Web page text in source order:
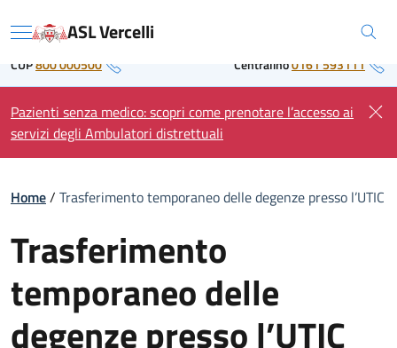
to Regione Piemonte
Menu ASL Vercelli
CUP800 000500 Centralino0161 593111
Pazienti senza medico: scopri come prenotare l’accesso ai
servizi degli Ambulatori distrettuali
Home/ Trasferimento temporaneo delle degenze presso l’UTIC
Trasferimento
temporaneo delle
degenze presso l’UTIC